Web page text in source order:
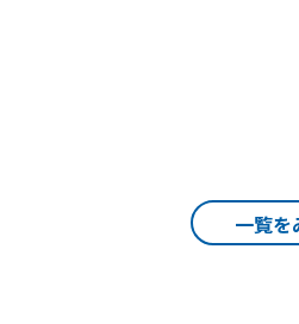
一覧を